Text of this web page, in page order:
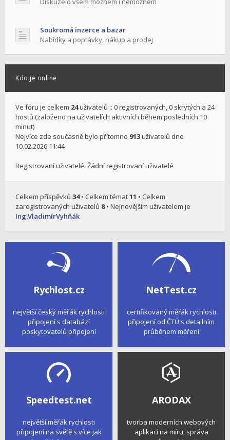
Soukromá inzerce a bazar
Nabídky a poptávky, nákup a prodej
Kdo je online
Ve fóru je celkem 24uživatelů :: 0 registrovaných, 0 skrytých a 24
hostů (založeno na uživatelích aktivních během posledních 10
minut)
Nejvíce zde současně bylo přítomno 913uživatelů dne
10.02.2026 11:44
Registrovaní uživatelé: Žádní registrovaní uživatelé
Celkem příspěvků 34• Celkem témat11 • Celkem
zaregistrovaných uživatelů 8• Nejnovějším uživatelem je
Ing.VladimírVyhňák
Rychlost.cz
největší český měřák rychlosti
připojení s databází
poskytovatelů připojení
NetTest.cz
certifikovaný měřák rychlosti
připojení od ČTÚ s detailním
průběhem měření
Speedtest.net
největší měřák rychlosti
připojení na světě s více jak
ARODAX
tvorba moderních webových
aplikací na míru, správa